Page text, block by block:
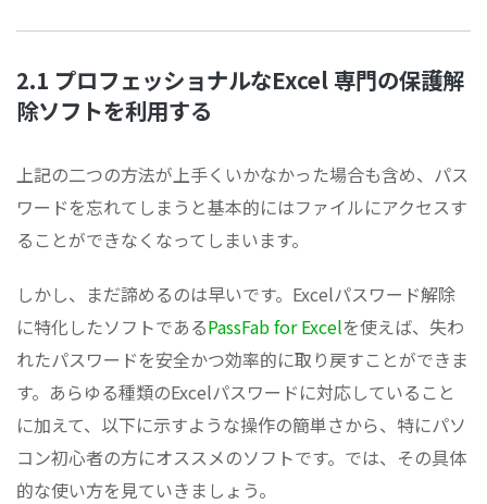
2.1 プロフェッショナルなExcel 専門の保護解
除ソフトを利用する
上記の二つの方法が上手くいかなかった場合も含め、パス
ワードを忘れてしまうと基本的にはファイルにアクセスす
ることができなくなってしまいます。
しかし、まだ諦めるのは早いです。Excelパスワード解除
に特化したソフトであるPassFab for Excelを使えば、失わ
れたパスワードを安全かつ効率的に取り戻すことができま
す。あらゆる種類のExcelパスワードに対応していること
に加えて、以下に示すような操作の簡単さから、特にパソ
コン初心者の方にオススメのソフトです。では、その具体
的な使い方を見ていきましょう。